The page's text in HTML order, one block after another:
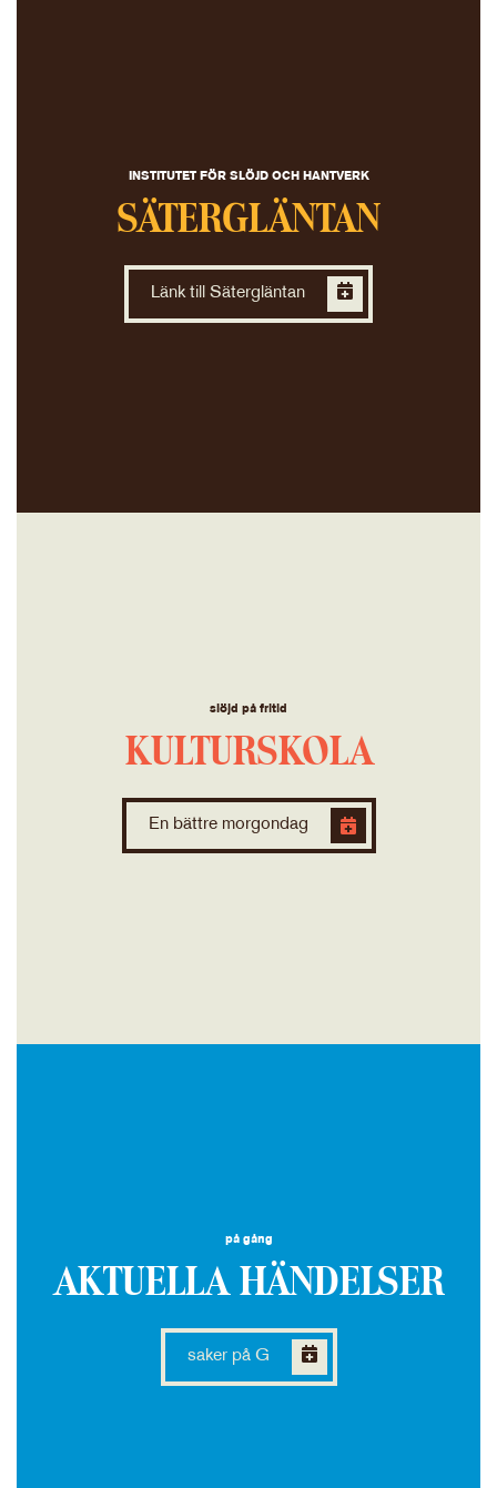
INSTITUTET FÖR SLÖJD OCH HANTVERK
SÄTERGLÄNTAN
Länk till Sätergläntan
slöjd på fritid
KULTURSKOLA
En bättre morgondag
på gång
AKTUELLA HÄNDELSER
saker på G